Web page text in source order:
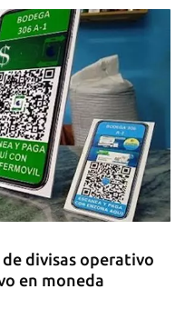
divisas operativo
en moneda